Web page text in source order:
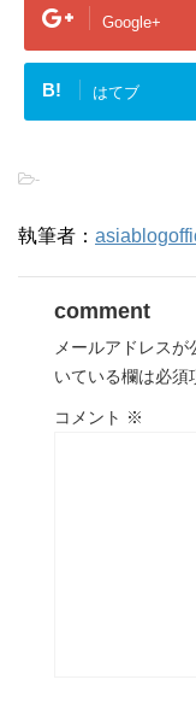
Google+
B! はてブ
-
執筆者：
comment
メールアドレスが
いている欄は必須
コメント ※